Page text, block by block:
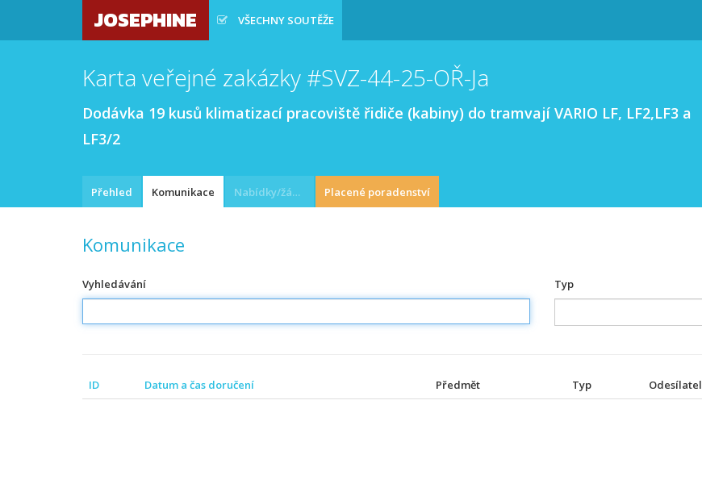
JOSEPHINE VŠECHNY SOUTĚŽE
Karta veřejné zakázky #SVZ-44-25-OŘ-Ja
Dodávka 19 kusů klimatizací pracoviště řidiče (kabiny) do tramvají VARIO LF, LF2,LF3 a
LF3/2
Přehled Komunikace Nabídky/žádosti Placené poradenství
Komunikace
Vyhledávání
Typ
ID Datum a čas doručení Předmět Typ Odesílatel